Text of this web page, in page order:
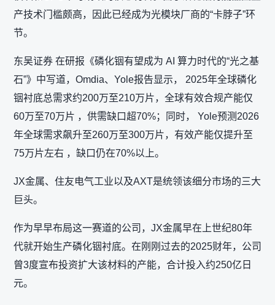
产技术门槛颇高，因此已经成为光模块厂商的“卡脖子”环
节。
东吴证券 在研报《磷化铟有望成为 AI 算力时代的“光之基
石”》中写道，Omdia、Yole报告显示， 2025年全球磷化
铟衬底总需求约200万至210万片，全球有效合规产能仅
60万至70万片 ，供需缺口超70%；同时， Yole预测2026
年全球需求飙升至260万至300万片，有效产能仅提升至
75万片左右 ，缺口仍在70%以上。
JX金属、住友电气工业以及AXT是统领该细分市场的三大
巨头。
作为早早布局这一赛道的公司，JX金属早在上世纪80年
代就开始生产磷化铟衬底。在刚刚过去的2025财年，公司
曾3度宣布投资扩大该材料的产能，合计投入约250亿日
元。